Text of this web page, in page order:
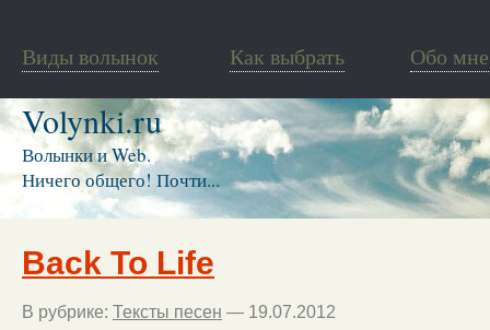
Виды волынок Как выбрать Обо мне
Volynki.ru
Волынки и Web.
Ничего общего! Почти...
Back To Life
В рубрике: Тексты песен — 19.07.2012